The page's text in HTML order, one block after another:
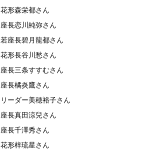
花形森栄都さん
座長恋川純弥さん
若座長碧月龍都さん
花形長谷川愁さん
座長三条すすむさん
座長橘炎鷹さん
リーダー美穂裕子さん
座長真田涼兒さん
座長千澤秀さん
花形梓琉星さん